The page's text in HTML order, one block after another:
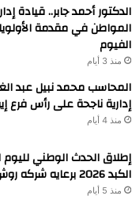
الدكتور أحمد جابر.. قيادة
المواطن في مقدمة
الفيوم
منذ 3 أيام
المحاسب محمد نبيل عبد
إدارية ناجحة على رأس فرع
منذ 4 أيام
إطلاق الحدث الوطني لليوم
الكبد 2026 برعايه شركه روش للادويه
منذ 5 أيام